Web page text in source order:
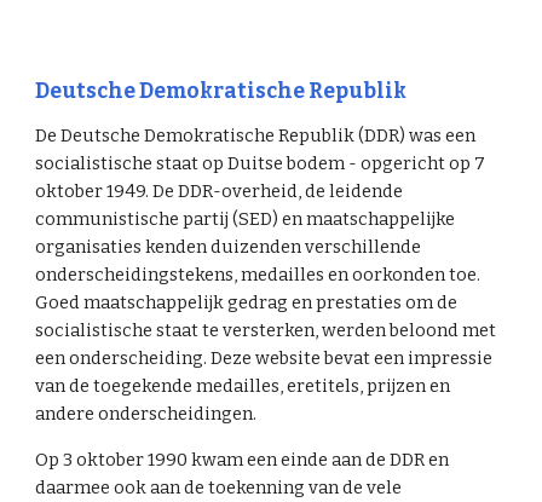
Deutsche Demokratische Republik
De Deutsche Demokratische Republik (DDR) was een
socialistische staat op Duitse bodem - opgericht op 7
oktober 1949. De DDR-overheid, de leidende
communistische partij (SED) en maatschappelijke
organisaties kenden duizenden verschillende
onderscheidingstekens, medailles en oorkonden toe.
Goed maatschappelijk gedrag en prestaties om de
socialistische staat te versterken, werden beloond met
een onderscheiding. Deze website bevat een impressie
van de toegekende medailles, eretitels, prijzen en
andere onderscheidingen.
Op 3 oktober 1990 kwam een einde aan de DDR en
daarmee ook aan de toekenning van de vele